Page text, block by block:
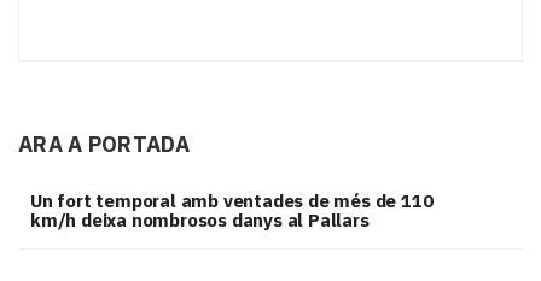
ARA A PORTADA
Un fort temporal amb ventades de més de 110
km/h deixa nombrosos danys al Pallars